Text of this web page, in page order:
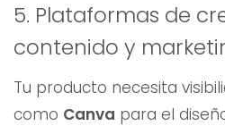
5. Plataformas de
contenido y
Tu producto necesita
como Canva para el